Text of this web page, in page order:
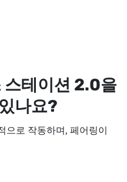
스테이션 2.0을
나요?
으로 작동하며, 페어링이